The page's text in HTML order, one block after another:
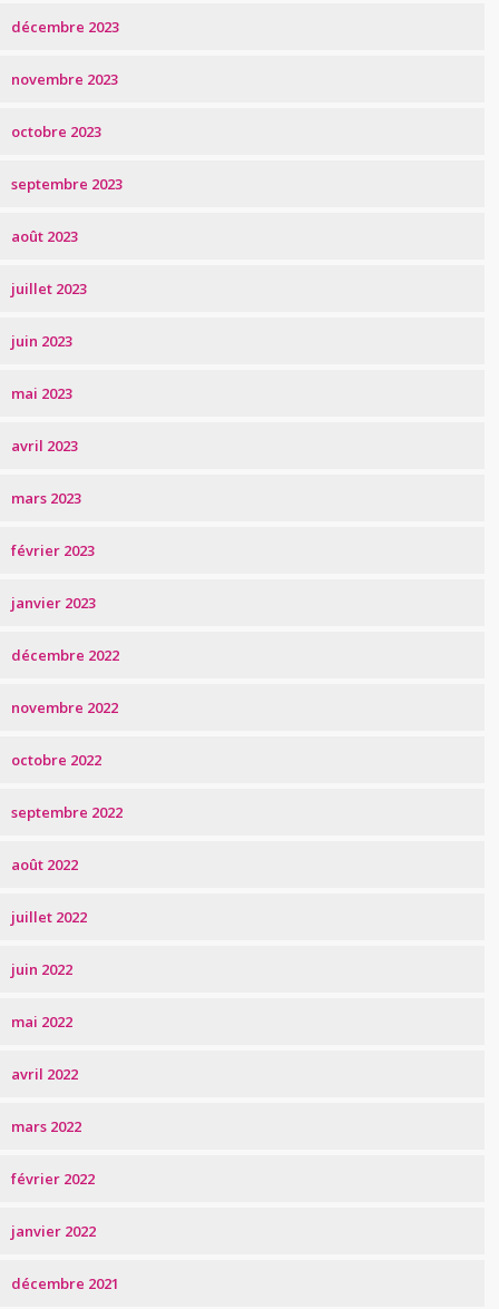
décembre 2023
novembre 2023
octobre 2023
septembre 2023
août 2023
juillet 2023
juin 2023
mai 2023
avril 2023
mars 2023
février 2023
janvier 2023
décembre 2022
novembre 2022
octobre 2022
septembre 2022
août 2022
juillet 2022
juin 2022
mai 2022
avril 2022
mars 2022
février 2022
janvier 2022
décembre 2021